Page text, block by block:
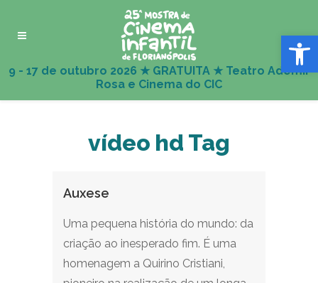
Abrir
vídeo hd Tag
Auxese
Uma pequena história do mundo: da
criação ao inesperado fim. É uma
homenagem a Quirino Cristiani,